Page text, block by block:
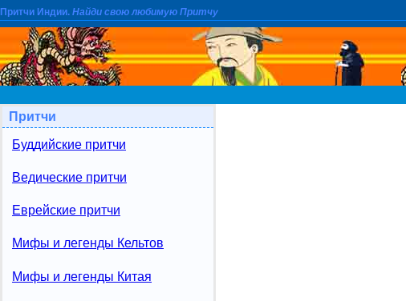
Притчи Индии. Найди свою любимую Притчу
Притчи
Буддийские притчи
Ведические притчи
Еврейские притчи
Мифы и легенды Кельтов
Мифы и легенды Китая